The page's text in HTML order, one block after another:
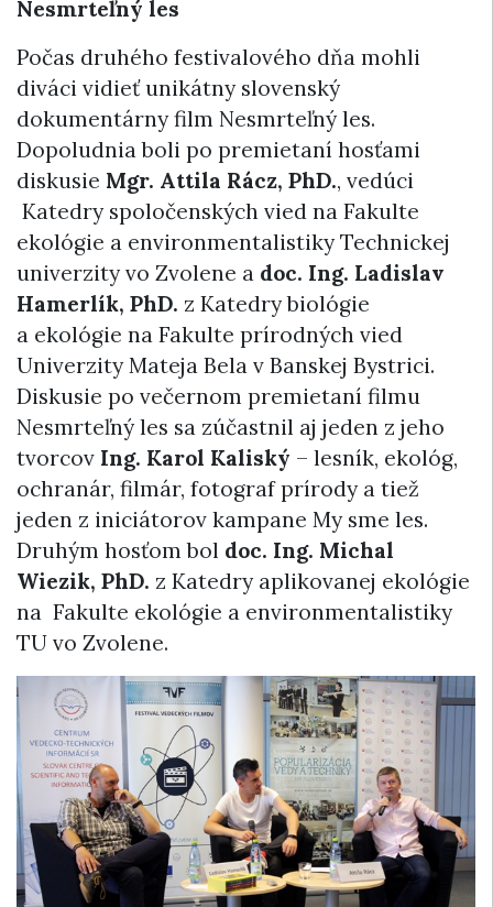
Nesmrteľný les
Počas druhého festivalového dňa mohli
diváci vidieť unikátny slovenský
dokumentárny film Nesmrteľný les.
Dopoludnia boli po premietaní hosťami
diskusie Mgr. Attila Rácz, PhD., vedúci
Katedry spoločenských vied na Fakulte
ekológie a environmentalistiky Technickej
univerzity vo Zvolene a doc. Ing. Ladislav
Hamerlík, PhD. z Katedry biológie
a ekológie na Fakulte prírodných vied
Univerzity Mateja Bela v Banskej Bystrici.
Diskusie po večernom premietaní filmu
Nesmrteľný les sa zúčastnil aj jeden z jeho
tvorcov Ing. Karol Kaliský – lesník, ekológ,
ochranár, filmár, fotograf prírody a tiež
jeden z iniciátorov kampane My sme les.
Druhým hosťom bol doc. Ing. Michal
Wiezik, PhD. z Katedry aplikovanej ekológie
na Fakulte ekológie a environmentalistiky
TU vo Zvolene.